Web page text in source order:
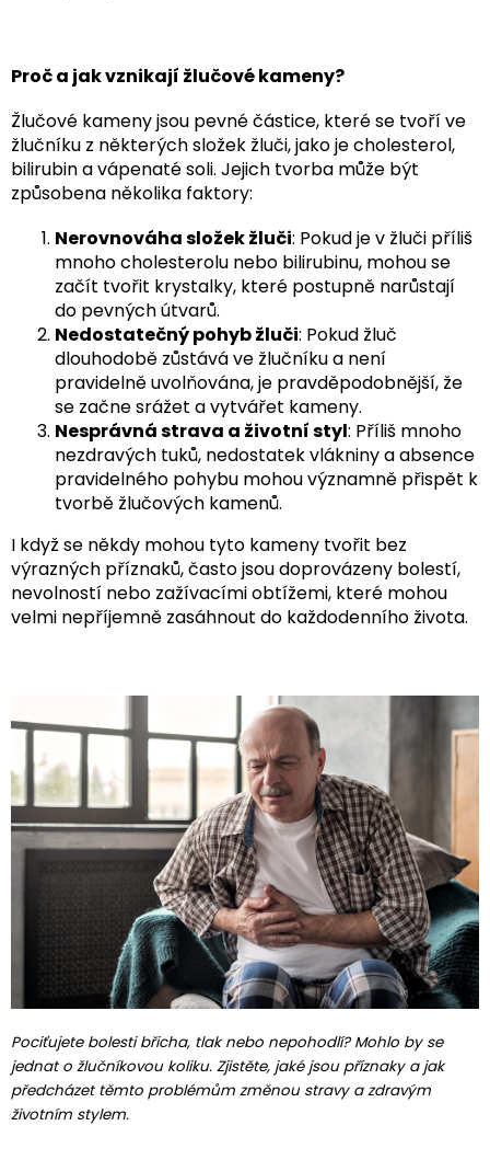
Proč a jak vznikají žlučové kameny?
Žlučové kameny jsou pevné částice, které se tvoří ve
žlučníku z některých složek žluči, jako je cholesterol,
bilirubin a vápenaté soli. Jejich tvorba může být
způsobena několika faktory:
Nerovnováha složek žluči: Pokud je v žluči příliš
mnoho cholesterolu nebo bilirubinu, mohou se
začít tvořit krystalky, které postupně narůstají
do pevných útvarů.
Nedostatečný pohyb žluči: Pokud žluč
dlouhodobě zůstává ve žlučníku a není
pravidelně uvolňována, je pravděpodobnější, že
se začne srážet a vytvářet kameny.
Nesprávná strava a životní styl: Příliš mnoho
nezdravých tuků, nedostatek vlákniny a absence
pravidelného pohybu mohou významně přispět k
tvorbě žlučových kamenů.
I když se někdy mohou tyto kameny tvořit bez
výrazných příznaků, často jsou doprovázeny bolestí,
nevolností nebo zažívacími obtížemi, které mohou
velmi nepříjemně zasáhnout do každodenního života.
Pociťujete bolesti břicha, tlak nebo nepohodlí? Mohlo by se
jednat o žlučníkovou koliku. Zjistěte, jaké jsou příznaky a jak
předcházet těmto problémům změnou stravy a zdravým
životním stylem.